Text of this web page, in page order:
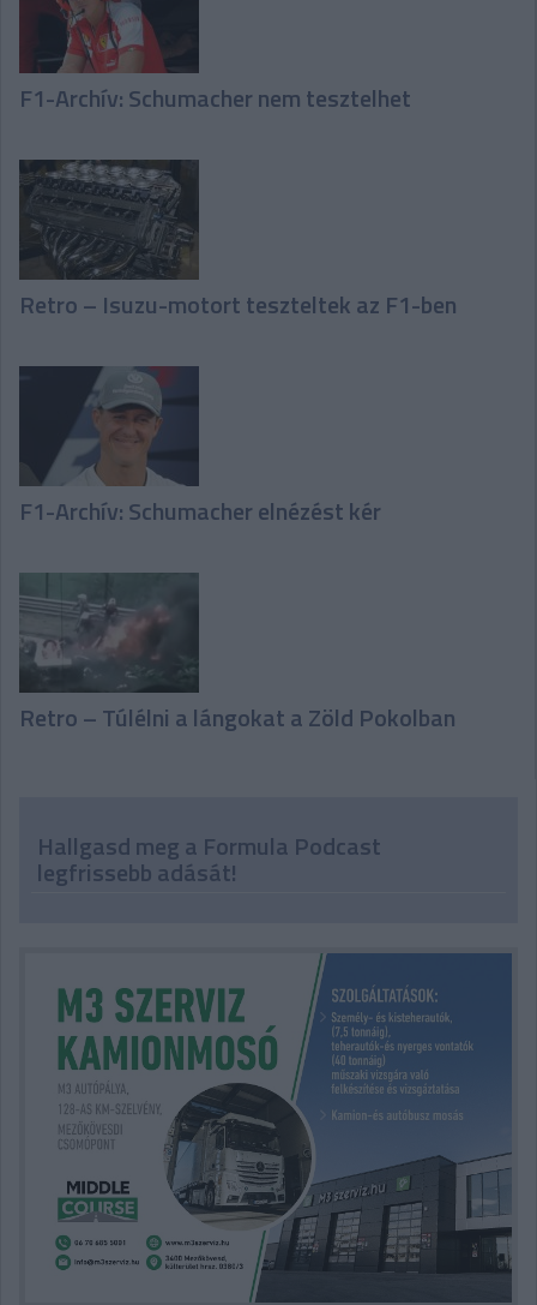
F1-Archív: Schumacher nem tesztelhet
Retro – Isuzu-motort teszteltek az F1-ben
F1-Archív: Schumacher elnézést kér
Retro – Túlélni a lángokat a Zöld Pokolban
Hallgasd meg a Formula Podcast
legfrissebb adását!